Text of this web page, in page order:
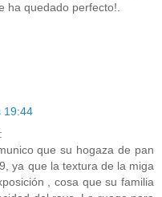
ha quedado perfecto!.
19:44
que su hogaza de pan
ya que la textura de la miga
, cosa que su familia